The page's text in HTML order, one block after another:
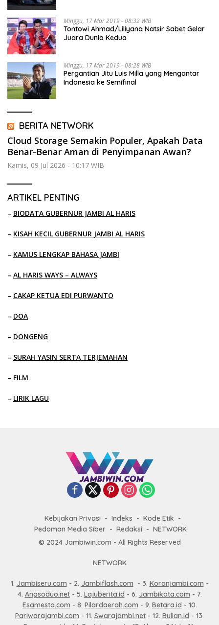
Minggu, 17 Mar 2019 - 08:32 WIB
Tontowi Ahmad/Liliyana Natsir Sabet Gelar
Juara Dunia Kedua
Minggu, 17 Mar 2019 - 08:28 WIB
Pergantian Jitu Luis Milla yang Mengantar
Indonesia ke Semifinal
BERITA NETWORK
Cloud Storage Semakin Populer, Apakah Data
Benar-Benar Aman di Penyimpanan Awan?
Kamis, 09 Jul 2026 - 10:17 WIB
ARTIKEL PENTING
– BIODATA GUBERNUR JAMBI AL HARIS
– KISAH KECIL GUBERNUR JAMBI AL HARIS
– KAMUS LENGKAP BAHASA JAMBI
– AL HARIS WAYS – ALWAYS
– CAKAP KETUA EDI PURWANTO
– DOA
– DONGENG
– SURAH YASIN SERTA TERJEMAHAN
– FILM
– LIRIK LAGU
Kebijakan Privasi Indeks
Kode Etik
Pedoman Media Siber
Redaksi
NETWORK
© 2024 Jambiwin.com - All Rights Reserved
NETWORK
1. Jambiseru.com - 2. Jambiflash.com - 3. Koranjambi.com -
4. Angsoduo.net- 5. Lajuberita.id - 6. Jambikata.com - 7.
Esamesta.com - 8. Pilardaerah.com - 9. Betara.id - 10.
Pariwarajambi.com - 11. Swarajambi.net - 12. Bulian.id - 13.